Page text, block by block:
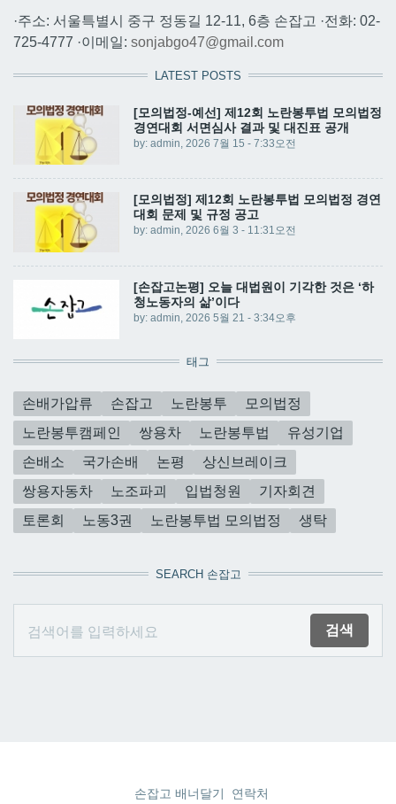
·주소: 서울특별시 중구 정동길 12-11, 6층 손잡고 ·전화: 02-
725-4777 ·이메일: sonjabgo47@gmail.com
LATEST POSTS
[모의법정-예선] 제12회 노란봉투법 모의법정
경연대회 서면심사 결과 및 대진표 공개
by: admin , 2026 7월 15 - 7:33오전
[모의법정] 제12회 노란봉투법 모의법정 경연
대회 문제 및 규정 공고
by: admin, 2026 6월 3 - 11:31오전
[손잡고논평] 오늘 대법원이 기각한 것은 ‘하
청노동자의 삶’이다
by: admin, 2026 5월 21 - 3:34오후
태그
손배가압류 손잡고 노란봉투
모의법정
노란봉투캠페인
쌍용차 노란봉투법
유성기업
손배소
국가손배 논평
상신브레이크
쌍용자동차
노조파괴 입법청원
기자회견
토론회
노동3권 노란봉투법 모의법정 생탁
SEARCH 손잡고
손잡고 배너달기 연락처